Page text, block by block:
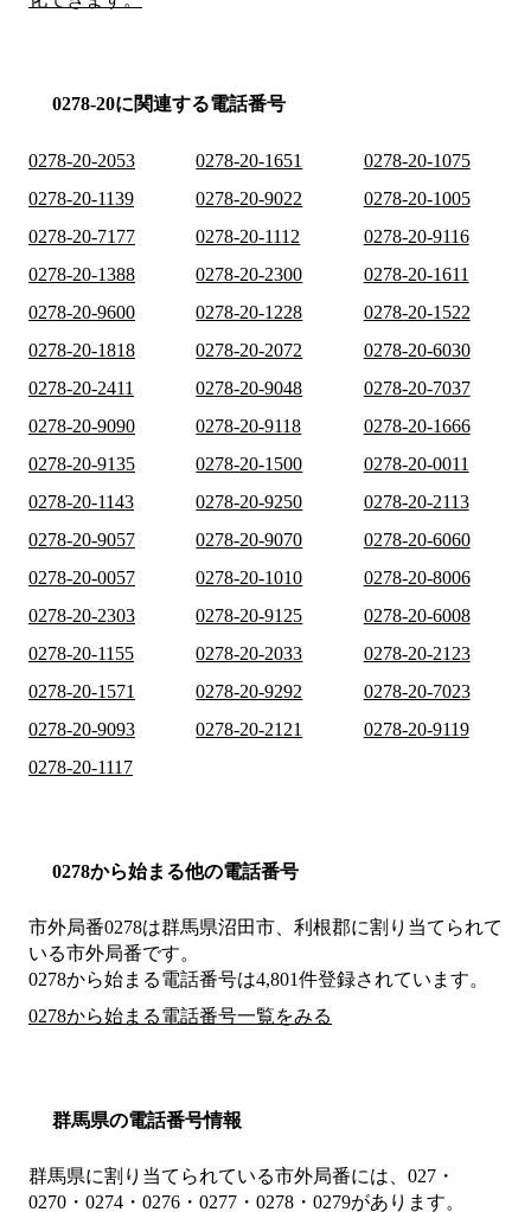
0278-20に関連する電話番号
0278-20-2053 0278-20-1651
0278-20-1075
0278-20-1139
0278-20-9022
0278-20-1005
0278-20-7177
0278-20-1112
0278-20-9116
0278-20-1388
0278-20-2300
0278-20-1611
0278-20-9600
0278-20-1228
0278-20-1522
0278-20-1818
0278-20-2072
0278-20-6030
0278-20-2411
0278-20-9048
0278-20-7037
0278-20-9090
0278-20-9118
0278-20-1666
0278-20-9135
0278-20-1500
0278-20-0011
0278-20-1143
0278-20-9250
0278-20-2113
0278-20-9057
0278-20-9070
0278-20-6060
0278-20-0057
0278-20-1010
0278-20-8006
0278-20-2303
0278-20-9125
0278-20-6008
0278-20-1155
0278-20-2033
0278-20-2123
0278-20-1571
0278-20-9292
0278-20-7023
0278-20-9093
0278-20-2121
0278-20-9119
0278-20-1117
0278から始まる他の電話番号
市外局番0278は群馬県沼田市、利根郡に割り当てられて
いる市外局番です。
0278から始まる電話番号は4,801件登録されています。
0278から始まる電話番号一覧をみる
群馬県の電話番号情報
群馬県に割り当てられている市外局番には、027・
0270・0274・0276・0277・0278・0279があります。